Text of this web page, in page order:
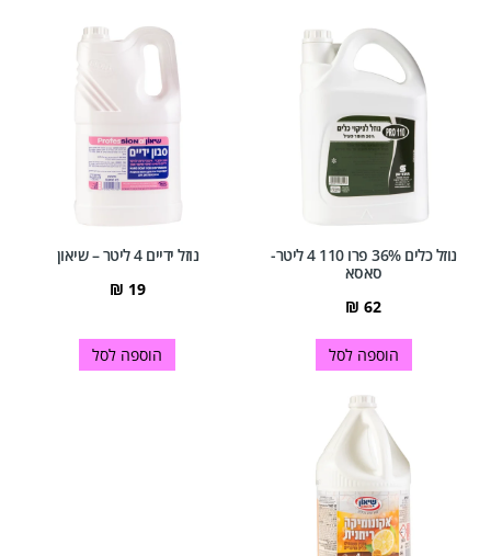
נוזל כלים 36% פרו 110 4 ליטר-
סאסא
62
₪
הוספה לסל
נוזל ידיים 4 ליטר – שיאון
19
₪
הוספה לסל